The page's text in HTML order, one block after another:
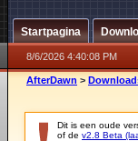
Startpagina
8/6/2026 4:40:08 PM
AfterDawn >
Dit is een oude
of de v2.8 Beta